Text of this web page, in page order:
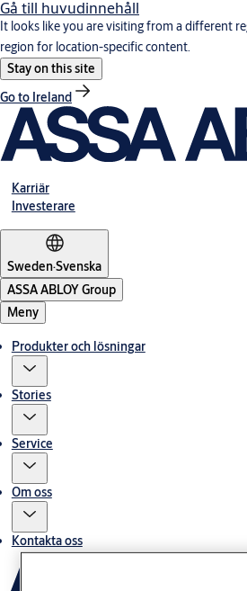
Gå till huvudinnehåll
It looks like you are visiting from a different
region for location-specific content.
Stay on this site
Go to Ireland
Karriär
Investerare
Sweden·Svenska
ASSA ABLOY Group
Meny
Produkter och lösningar
Stories
Service
Om oss
Kontakta oss